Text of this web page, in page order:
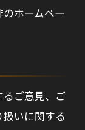
ホームペー
ご意見、ご
いに関する